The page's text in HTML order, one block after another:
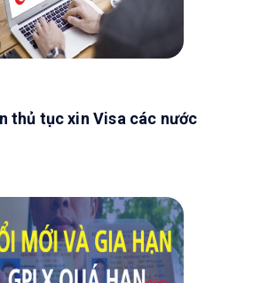
thủ tục xin Visa các nước